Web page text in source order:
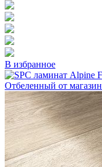
В избранное